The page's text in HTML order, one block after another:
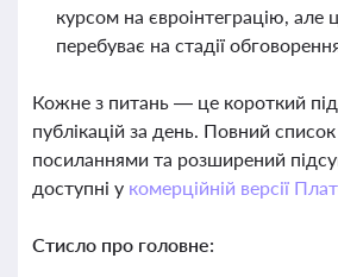
курсом на євроінтеграцію, але
перебуває на стадії
Кожне з питань — це короткий
публікацій за день. Повний
посиланнями та розширений
доступні у комерційній версії
Стисло про головне: